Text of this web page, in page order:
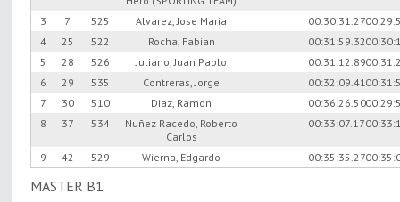
3 7 525 Alvarez, Jose Maria 00:30:31.27
4
25 522 Rocha, Fabian 00:31:59.32
5
28 526 Juliano, Juan Pablo 00:31:12.89
6
29 535 Contreras, Jorge 00:32:09.41
7
30 510 Diaz, Ramon 00:36:26.50
8
37 534
Nuñez Racedo, Roberto
Carlos
00:33:07.17
9 42 529 Wierna, Edgardo 00:35:35.27
MASTER B1